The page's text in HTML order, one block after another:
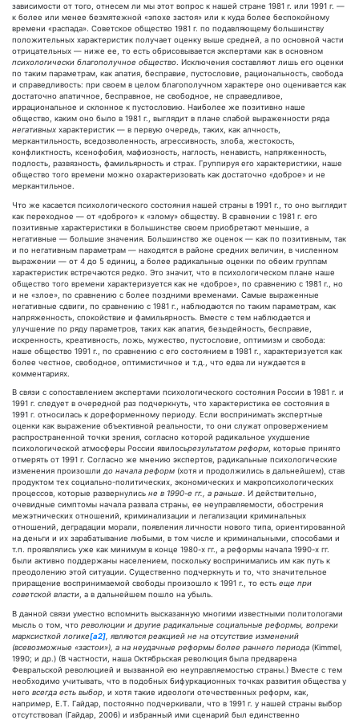
зависимости от того, отнесем ли мы этот вопрос к нашей стране 1981 г. или 1991 г. —
к более или менее безмятежной «эпохе застоя» или к куда более беспокойному
времени «распада». Советское общество 1981 г. по подавляющему большинству
положительных характеристик получает оценку выше средней, а по основной части
отрицательных — ниже ее, то есть обрисовывается экспертами как в основном
психологически благополучное общество . Исключения составляют лишь его оценки
по таким параметрам, как апатия, бесправие, пустословие, рациональность, свобода
и справедливость: при своем в целом благополучном характере оно оценивается как
достаточно апатичное, бесправное, не свободное, не справедливое,
иррациональное и склонное к пустословию. Наиболее же позитивно наше
общество, каким оно было в 1981 г., выглядит в плане слабой выраженности ряда
негативных характеристик — в первую очередь, таких, как алчность,
меркантильность, вседозволенность, агрессивность, злоба, жестокость,
конфликтность, ксенофобия, мафиозность, наглость, ненависть, напряженность,
подлость, развязность, фамильярность и страх. Группируя его характеристики, наше
общество того времени можно охарактеризовать как достаточно «доброе» и не
меркантильное.
Что же касается психологического состояния нашей страны в 1991 г., то оно выглядит
как переходное — от «доброго» к «злому» обществу. В сравнении с 1981 г. его
позитивные характеристики в большинстве своем приобретают меньшие, а
негативные — большие значения. Большинство же оценок — как по позитивным, так
и по негативным параметрам — находятся в районе средних величин, в численном
выражении — от 4 до 5 единиц, а более радикальные оценки по обеим группам
характеристик встречаются редко. Это значит, что в психологическом плане наше
общество того времени характеризуется как не «доброе», по сравнению с 1981 г., но
и не «злое», по сравнению с более поздними временами. Самые выраженные
негативные сдвиги, по сравнению с 1981 г., наблюдаются по таким параметрам, как
напряженность, спокойствие и фамильярность. Вместе с тем наблюдается и
улучшение по ряду параметров, таких как апатия, безыдейность, бесправие,
искренность, креативность, ложь, мужество, пустословие, оптимизм и свобода:
наше общество 1991 г., по сравнению с его состоянием в 1981 г., характеризуется как
более честное, свободное, оптимистичное и т.д., что едва ли нуждается в
комментариях.
В связи с сопоставлением экспертами психологического состояния России в 1981 г. и
1991 г. следует в очередной раз подчеркнуть, что характеристика ее состояния в
1991 г. относилась к дореформенному периоду. Если воспринимать экспертные
оценки как выражение объективной реальности, то они служат опровержением
распространенной точки зрения, согласно которой радикальное ухудшение
психологической атмосферы России явилосьрезультатом реформ , которые принято
отмерять от 1991 г. Согласно же мнению экспертов, радикальные психологические
изменения произошли до начала реформ (хотя и продолжились в дальнейшем), став
продуктом тех социально-политических, экономических и макропсихологических
процессов, которые развернулись не в 1990-е гг., а раньше . И действительно,
очевидные симптомы начала развала страны, ее неуправляемости, обострения
межэтнических отношений, криминализации и легализации криминальных
отношений, деградации морали, появления личности нового типа, ориентированной
на деньги и их зарабатывание любыми, в том числе и криминальными, способами и
т.п. проявлялись уже как минимум в конце 1980-х гг., а реформы начала 1990-х гг.
были активно поддержаны населением, поскольку воспринимались им как путь к
преодолению этой ситуации. Существенно подчеркнуть и то, что значительное
приращение воспринимаемой свободы произошло к 1991 г., то есть еще при
советской власти , а в дальнейшем пошло на убыль.
В данной связи уместно вспомнить высказанную многими известными политологами
мысль о том, что революции и другие радикальные социальные реформы, вопреки
марксисткой логике[a2] , являются реакцией не на отсутствие изменений
(всевозможные «застои»), а на неудачные реформы более раннего периода (Kimmel,
1990; и др.) (В частности, наша Октябрьская революция была предварена
Февральской революцией и вызванной ею неуправляемостью страны.) Вместе с тем
необходимо учитывать, что в подобных бифуркационных точках развития общества у
него всегда есть выбор , и хотя такие идеологи отечественных реформ, как,
например, Е.Т. Гайдар, постоянно подчеркивали, что в 1991 г. у нашей страны выбор
отсутствовал (Гайдар, 2006) и избранный ими сценарий был единственно